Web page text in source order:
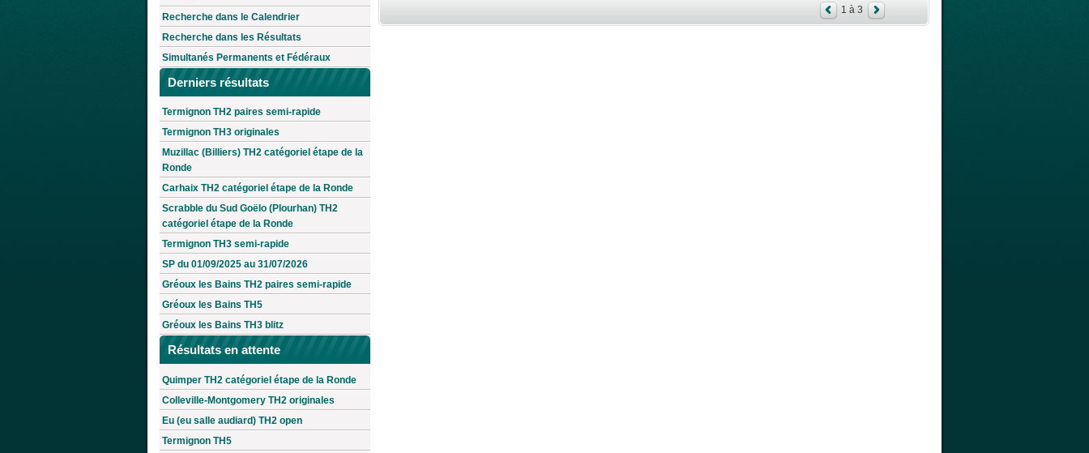
Recherche dans le Calendrier
Recherche dans les Résultats
Simultanés Permanents et Fédéraux
Derniers résultats
Termignon TH2 paires semi-rapide
Termignon TH3 originales
Muzillac (Billiers) TH2 catégoriel étape de la
Ronde
Carhaix TH2 catégoriel étape de la Ronde
Scrabble du Sud Goëlo (Plourhan) TH2
catégoriel étape de la Ronde
Termignon TH3 semi-rapide
SP du 01/09/2025 au 31/07/2026
Gréoux les Bains TH2 paires semi-rapide
Gréoux les Bains TH5
Gréoux les Bains TH3 blitz
Résultats en attente
Quimper TH2 catégoriel étape de la Ronde
Colleville-Montgomery TH2 originales
Eu (eu salle audiard) TH2 open
Termignon TH5
1 à 3